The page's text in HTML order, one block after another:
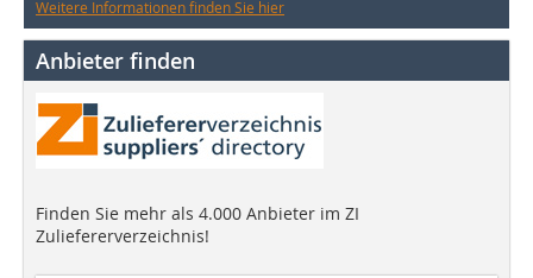
Weitere Informationen finden Sie hier
Anbieter finden
Finden Sie mehr als 4.000 Anbieter im ZI
Zuliefererverzeichnis!